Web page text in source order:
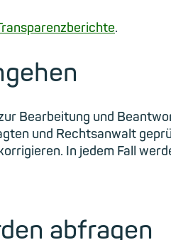
.
Bearbeitung und
und Rechtsanwalt
In jedem Fall
abfragen